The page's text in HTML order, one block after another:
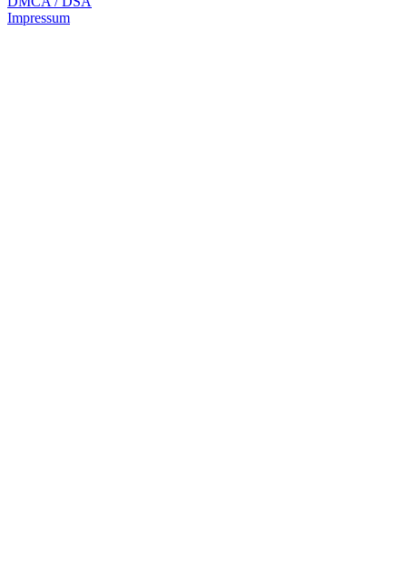
Impressum